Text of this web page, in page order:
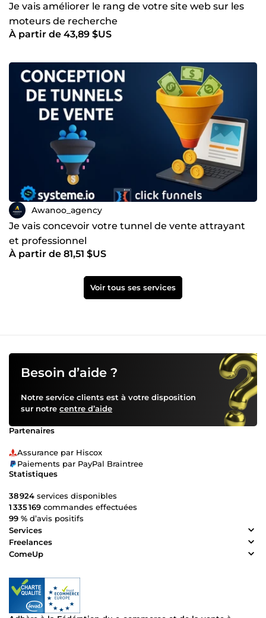
Je vais améliorer le rang de votre site web sur les
moteurs de recherche
À partir de 43,89 $US
Awanoo_agency
Je vais concevoir votre tunnel de vente attrayant
et professionnel
À partir de 81,51 $US
Voir tous ses services
Besoin d’aide ?
Notre service clients est à votre disposition
sur notre centre d’aide
Partenaires
Assurance par Hiscox
Paiements par PayPal Braintree
Statistiques
38 924 services disponibles
1 335 169 commandes effectuées
99 % d’avis positifs
Services
Freelances
ComeUp